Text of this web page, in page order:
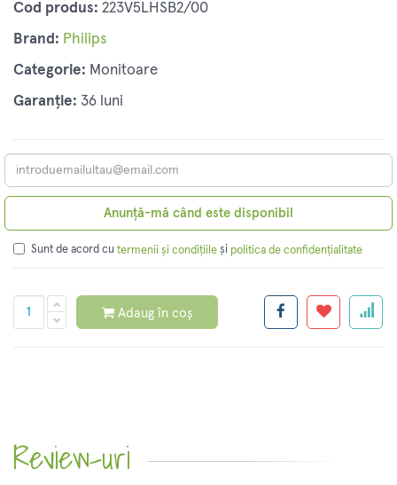
Cod produs: 223V5LHSB2/00
Brand: Philips
Categorie: Monitoare
Garanție: 36 luni
Anunță-mă când este disponibil
Sunt de acord cu termenii și condițiile și politica de confidențialitate
Adaug în coș
Review-uri